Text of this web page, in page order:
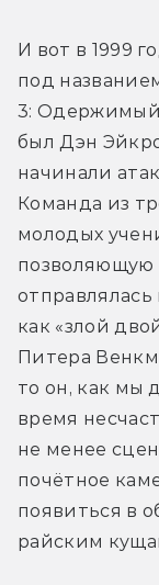
И вот в 1999
под
3:
был Дэн
начинали
Команда из
молодых
позволяющую
как «злой
Питера
то он, как мы
время
не менее
почётное
появиться в
райским